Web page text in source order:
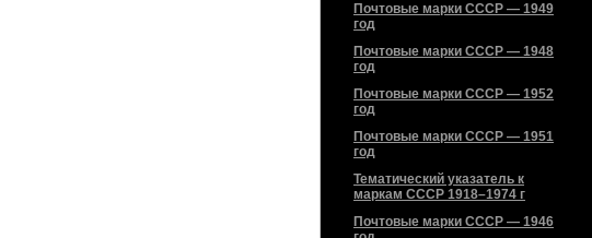
Почтовые марки СССР — 1949
год
Почтовые марки СССР — 1948
год
Почтовые марки СССР — 1952
год
Почтовые марки СССР — 1951
год
Тематический указатель к
маркам СССР 1918–1974 г
Почтовые марки СССР — 1946